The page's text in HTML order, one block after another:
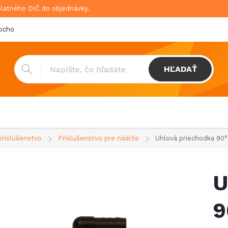
DIČ do objednávky.
podmienky
HĽADAŤ
Príslušenstvo pre nádrže Uhlová priechodka